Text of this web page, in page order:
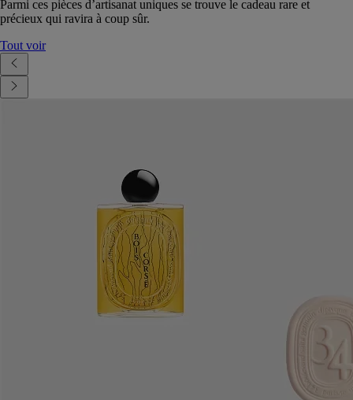
Parmi ces pièces d’artisanat uniques se trouve le cadeau rare et
précieux qui ravira à coup sûr.
Tout voir